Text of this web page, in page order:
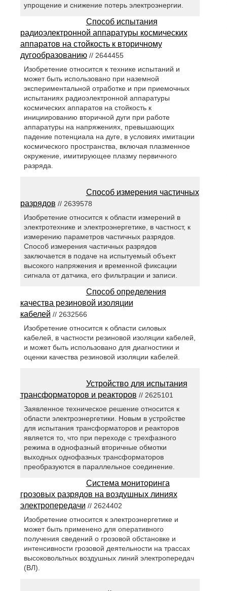
упрощение и снижение потерь электроэнергии.
Способ испытания
радиоэлектронной аппаратуры космических
аппаратов на стойкость к вторичному
дугообразованию// 2644455
Изобретение относится к технике испытаний и
может быть использовано при наземной
экспериментальной отработке и при приемочных
испытаниях радиоэлектронной аппаратуры
космических аппаратов на стойкость к
инициированию вторичной дуги при работе
аппаратуры на напряжениях, превышающих
падение потенциала на дуге, в условиях имитации
космического пространства, включая плазменное
окружение, имитирующее плазму первичного
разряда.
Способ измерения частичных
разрядов // 2639578
Изобретение относится к области измерений в
электротехнике и электроэнергетике, в частност, к
измерению параметров частичных разрядов.
Способ измерения частичных разрядов
заключается в подаче на испытуемый объект
высокого напряжения и временной фиксации
сигнала от датчика, его фильтрации и записи.
Способ определения
качества резиновой изоляции
кабелей // 2632566
Изобретение относится к области силовых
кабелей, в частности резиновой изоляции кабелей,
и может быть использовано для диагностики и
оценки качества резиновой изоляции кабелей.
Устройство для испытания
трансформаторов и реакторов // 2625101
Заявленное техническое решение относится к
области электроэнергетики. Новым в устройстве
для испытания трансформаторов и реакторов
является то, что при переходе с трехфазного
режима в однофазный вторичные обмотки
выходных однофазных трансформаторов
преобразуются в параллельное соединение.
Система мониторинга
грозовых разрядов на воздушных линиях
электропередачи // 2624402
Изобретение относится к электроэнергетике и
может быть применено для оперативного
получения сведений о грозовой обстановке и
интенсивности грозовой деятельности на трассах
высоковольтных воздушных линий электропередач
(ВЛ).